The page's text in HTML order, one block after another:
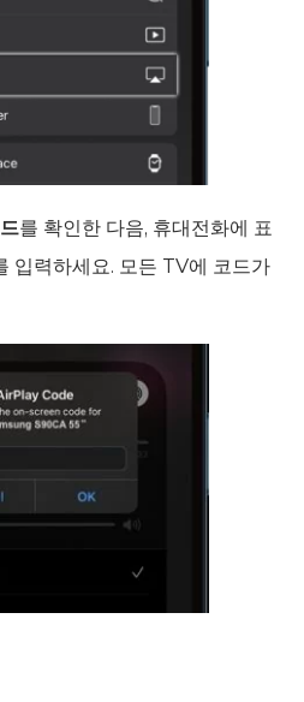
를 확인한 다음, 휴대전화에 표
입력하세요. 모든 TV에 코드가